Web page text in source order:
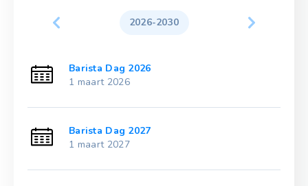
2026-2030
Barista Dag 2026
1 maart 2026
Barista Dag 2027
1 maart 2027